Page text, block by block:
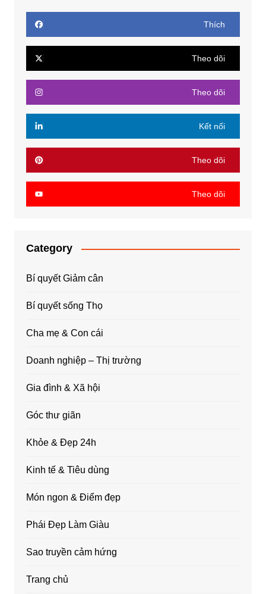
Thích
Theo dõi
Theo dõi
Kết nối
Theo dõi
Theo dõi
Category
Bí quyết Giảm cân
Bí quyết sống Thọ
Cha mẹ & Con cái
Doanh nghiệp – Thị trường
Gia đình & Xã hội
Góc thư giãn
Khỏe & Đẹp 24h
Kinh tế & Tiêu dùng
Món ngon & Điểm đẹp
Phái Đẹp Làm Giàu
Sao truyền cảm hứng
Trang chủ